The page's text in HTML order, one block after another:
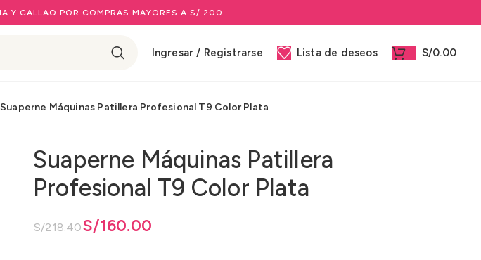
Y CALLAO POR COMPRAS MAYORES A S/ 200
Ingresar / Registrarse Lista de deseos S/0.00
Suaperne Máquinas Patillera Profesional T9 Color Plata
Suaperne Máquinas Patillera
Profesional T9 Color Plata
S/218.40
era: S/218.40.
S/160.00
actual es: S/160.00.